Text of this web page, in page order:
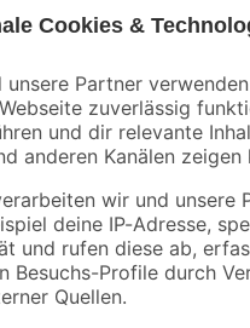
0,06€/ m²